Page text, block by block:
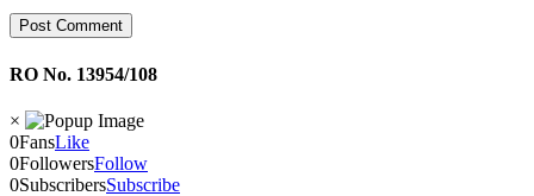
RO No. 13954/108
×
0FansLike
0FollowersFollow
0SubscribersSubscribe